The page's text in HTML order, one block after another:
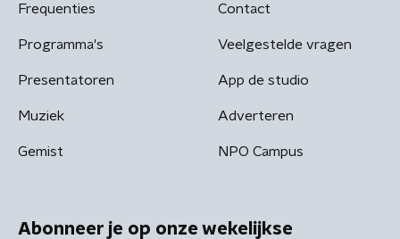
Frequenties
Programma's
Presentatoren
Muziek
Gemist
Contact
Veelgestelde vragen
App de studio
Adverteren
NPO Campus
Abonneer je op onze wekelijkse